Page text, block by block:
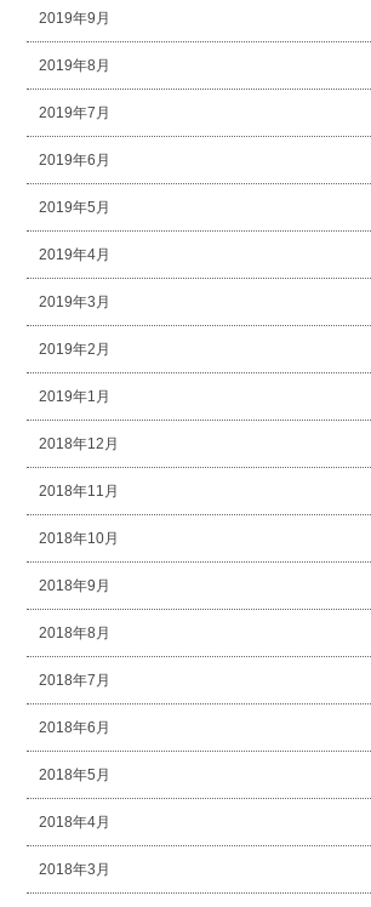
2019年9月
2019年8月
2019年7月
2019年6月
2019年5月
2019年4月
2019年3月
2019年2月
2019年1月
2018年12月
2018年11月
2018年10月
2018年9月
2018年8月
2018年7月
2018年6月
2018年5月
2018年4月
2018年3月